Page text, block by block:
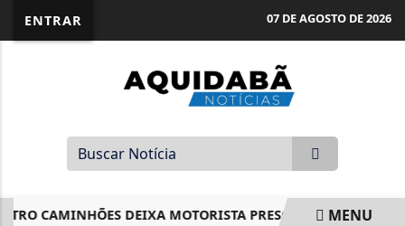
ENTRAR 07 DE AGOSTO DE 2026
CAMINHÕES DEIXA MOTORISTA PRESO ÀS FERRAGENS E
MENU